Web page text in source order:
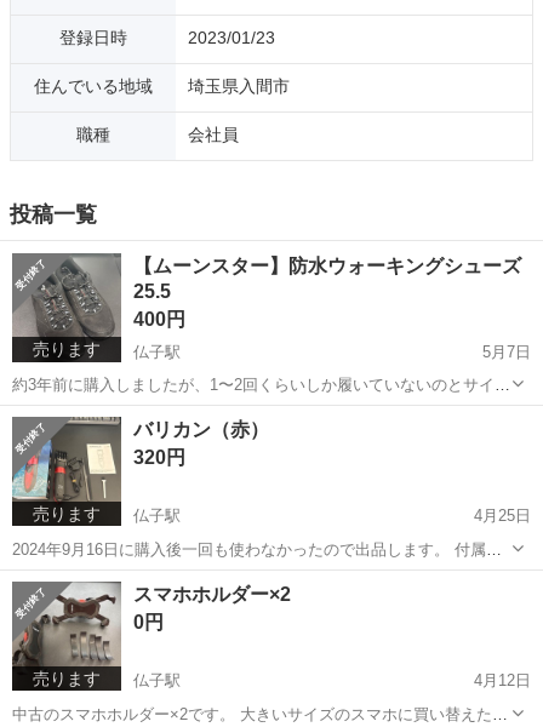
登録日時 2023/01/23
住んでいる地域 埼玉県入間市
職種 会社員
投稿一覧
売ります
【ムーンスター】防水ウォーキングシューズ
25.5
400円
仏子駅
5月7日
約3年前に購入しましたが、1〜2回くらいしか履いていないのとサイズ
が自分にとってちょっと大きいため出品します。 サイズは25.5cmで
す。 汚れなど特にありません。
埼玉 入間市 仏子駅
売ります
バリカン（赤）
320円
仏子駅
4月25日
2024年9月16日に購入後一回も使わなかったので出品します。 付属品
は全て揃っていると思います。 受け渡しベルク入間野田店の駐車場で
行います。
埼玉 入間市 美容家電
売ります
スマホホルダー×2
0円
仏子駅
4月12日
中古のスマホホルダー×2です。 大きいサイズのスマホに買い替えたの